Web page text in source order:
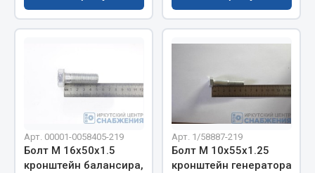
Паронит
Патрубки
Показать ещё
Арт. 00001-0058405-219
Болт М 16х50х1.5
кронштейн балансира,
Арт. 1/58887-219
Болт М 10х55х1.25
кронштейн генератора